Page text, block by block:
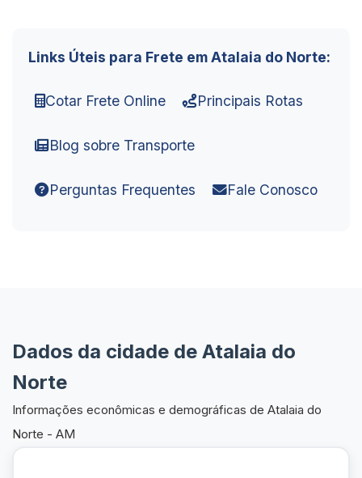
Links Úteis para Frete em Atalaia do Norte:
Cotar Frete Online Principais Rotas
Blog sobre Transporte
Perguntas Frequentes Fale Conosco
Dados da cidade de Atalaia do
Norte
Informações econômicas e demográficas de Atalaia do
Norte - AM